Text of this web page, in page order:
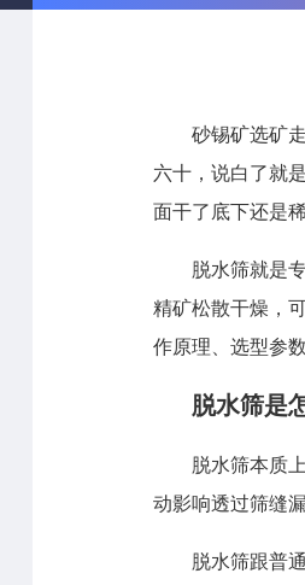
砂锡矿选矿
六十，说白了就
面干了底下还是
脱水筛就是
精矿松散干燥，
作原理、选型参
脱水筛是
脱水筛本质
动影响透过筛缝
脱水筛跟普